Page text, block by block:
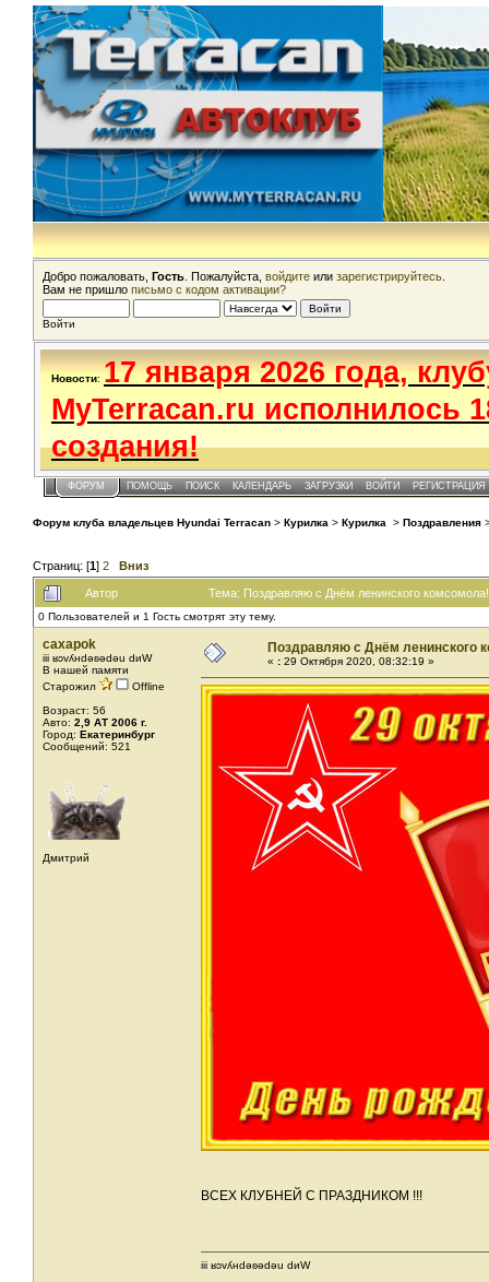
Добро пожаловать, Гость . Пожалуйста, войдите или зарегистрируйтесь
Вам не пришло письмо с кодом активации?
Войти
Новости: 17 января 2026 года,
MyTerracan.ru исполнилось
создания!
ФОРУМ ПОМОЩЬ ПОИСК КАЛЕНДАРЬ ЗАГРУЗКИ ВОЙТИ РЕГИСТРАЦИЯ
Форум клуба владельцев Hyundai Terracan > Курилка > Курилка > Поздравления
Страниц: [1] 2 Вниз
Автор Тема: Поздравляю с Днём ленинского
0 Пользователей и 1 Гость смотрят эту тему.
caxapok
iii ʁɔvʎнdǝʚǝdǝu dиW
В нашей памяти
Старожил
Offline
Возраст: 56
Авто: 2,9 АТ 2006 г.
Город: Екатеринбург
Сообщений: 521
Дмитрий
Поздравляю с Днём ленинского
« : 29 Октября 2020, 08:32:19 »
ВСЕХ КЛУБНЕЙ С ПРАЗДНИКОМ !!!
iii ʁɔvʎнdǝʚǝdǝu dиW